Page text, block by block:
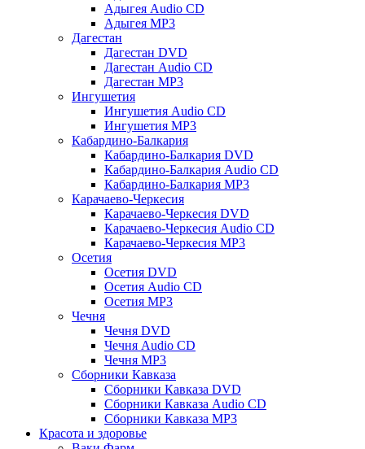
Адыгея Audio CD
Адыгея MP3
Дагестан
Дагестан DVD
Дагестан Audio CD
Дагестан MP3
Ингушетия
Ингушетия Audio CD
Ингушетия MP3
Кабардино-Балкария
Кабардино-Балкария DVD
Кабардино-Балкария Audio CD
Кабардино-Балкария MP3
Карачаево-Черкесия
Карачаево-Черкесия DVD
Карачаево-Черкесия Audio CD
Карачаево-Черкесия MP3
Осетия
Осетия DVD
Осетия Audio CD
Осетия MP3
Чечня
Чечня DVD
Чечня Audio CD
Чечня MP3
Сборники Кавказа
Сборники Кавказа DVD
Сборники Кавказа Audio CD
Сборники Кавказа MP3
Красота и здоровье